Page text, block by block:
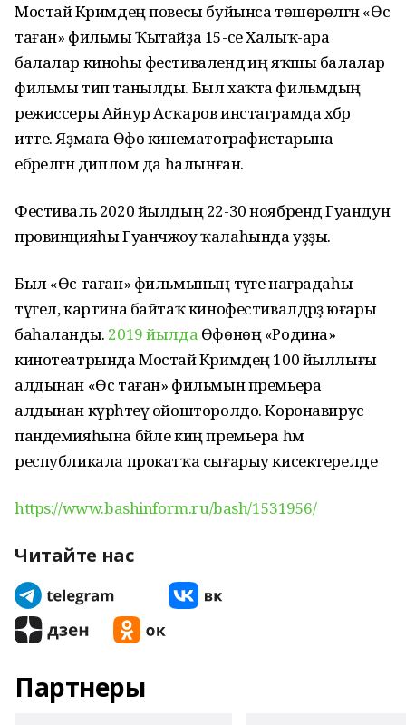
Мостай Кәримдең повесы буйынса төшөрөлгән «Өс
таған» фильмы Ҡытайҙа 15-се Халыҡ-ара
балалар киноһы фестивалендә иң яҡшы балалар
фильмы тип танылды. Был хаҡта фильмдың
режиссеры Айнур Асҡаров инстаграмда хәбәр
итте. Яҙмаға Өфө кинематографистарына
ебәрелгән диплом да һалынған.
Фестиваль 2020 йылдың 22-30 ноябрендә Гуандун
провинцияһы Гуанчжоу ҡалаһында уҙҙы.
Был «Өс таған» фильмының тәүге наградаһы
түгел, картина байтаҡ кинофестивалдәрҙә юғары
баһаланды. 2019 йылда Өфөнөң «Родина»
кинотеатрында Мостай Кәримдең 100 йыллығы
алдынан «Өс таған» фильмын премьера
алдынан күрһәтеү ойошторолдо. Коронавирус
пандемияһына бәйле киң премьера һәм
республикала прокатҡа сығарыу кисектерелде
https://www.bashinform.ru/bash/1531956/
Читайте нас
Партнеры